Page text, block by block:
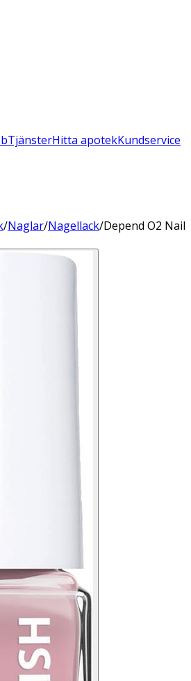
TjänsterHitta apotekKundservice
/Naglar/Nagellack/Depend O2 Nail